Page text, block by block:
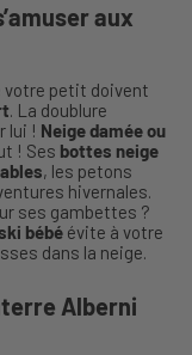
aux
votre petit doivent
. La doublure
lui ! Neige damée ou
! Ses bottes neige
, les petons
hivernales.
ses gambettes ?
bébé évite à votre
dans la neige.
Alberni